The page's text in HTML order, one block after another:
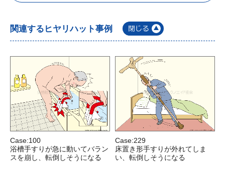
関連するヒヤリハット事例
Case:100
浴槽手すりが急に動いてバラン
スを崩し、転倒しそうになる
Case:229
床置き形手すりが外れてしま
い、転倒しそうになる